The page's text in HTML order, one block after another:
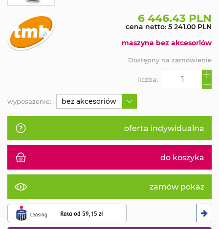
6 446.43 PLN
cena netto: 5 241.00 PLN
maszyna bez akcesoriów
oferta indywidualna
do koszyka
zamów pokaz
Rata od59,15 zł
liczba:
Dostępny na zamówienie
wyposażenie: bez akcesoriów